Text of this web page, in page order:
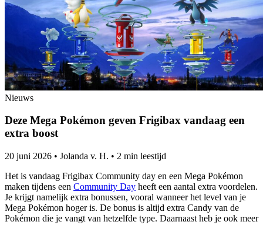
Nieuws
Deze Mega Pokémon geven Frigibax vandaag een
extra boost
20 juni 2026 • Jolanda v. H. • 2 min leestijd
Het is vandaag Frigibax Community day en een Mega Pokémon
maken tijdens een Community Day heeft een aantal extra voordelen.
Je krijgt namelijk extra bonussen, vooral wanneer het level van je
Mega Pokémon hoger is. De bonus is altijd extra Candy van de
Pokémon die je vangt van hetzelfde type. Daarnaast heb je ook meer